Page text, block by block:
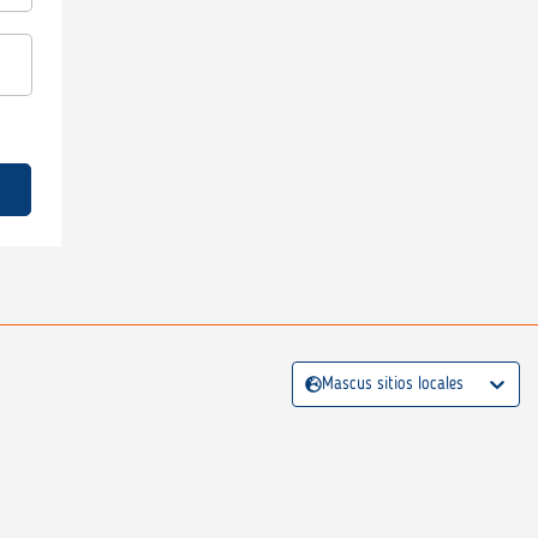
Mascus sitios locales